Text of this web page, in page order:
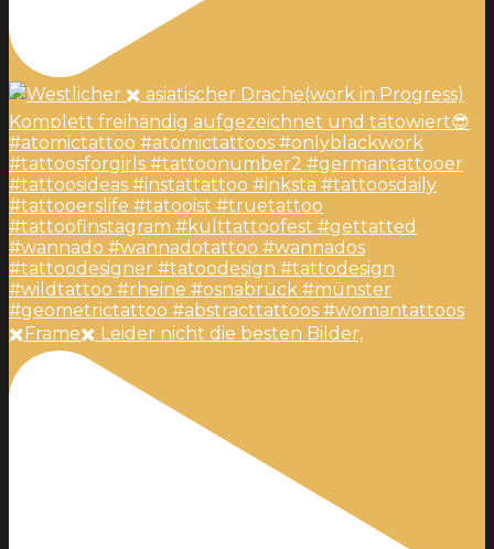
✖️Frame✖️ Leider nicht die besten Bilder,